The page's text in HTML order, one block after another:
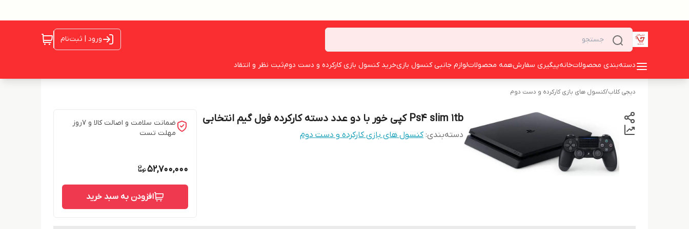
ورود | ثبت‌نام
دسته‌بندی محصولاتخانهپیگیری سفارشهمه محصولاتلوازم جانبی کنسول بازیخرید کنسول بازی کارکرده و دست دومثبت نظر و انتقاد
دیجی کلاب/کنسول های بازی کارکرده و دست دوم
Ps4 slim 1tb کپی خور با دو عدد دسته کارکرده فول گیم انتخابی
دسته‌بندی:کنسول های بازی کارکرده و دست دوم
ضمانت سلامت و اصالت کالا و 7روز
مهلت تست
52,700,000
افزودن به سبد خرید